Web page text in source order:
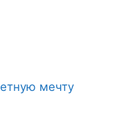
мечту